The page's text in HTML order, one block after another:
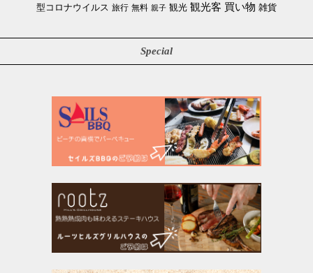
型コロナウイルス 旅行 無料 親子 観光 観光客 買い物 雑貨
Special